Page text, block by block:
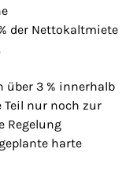
der Nettokaltmiete
über 3 % innerhalb
Teil nur noch zur
Regelung
harte